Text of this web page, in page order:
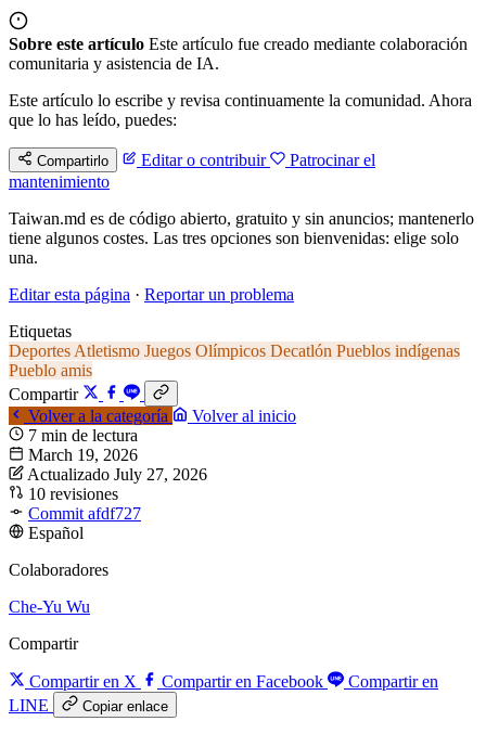
Sobre este artículo Este artículo fue creado mediante colaboración
comunitaria y asistencia de IA.
Este artículo lo escribe y revisa continuamente la comunidad. Ahora
que lo has leído, puedes:
Compartirlo Editar o contribuir
Patrocinar el
mantenimiento
Taiwan.md es de código abierto, gratuito y sin anuncios; mantenerlo
tiene algunos costes. Las tres opciones son bienvenidas: elige solo
una.
Editar esta página · Reportar un problema
Etiquetas
Deportes Atletismo Juegos Olímpicos Decatlón Pueblos indígenas
Pueblo amis
Compartir
Volver a la categoría
Volver al inicio
7 min de lectura
March 19, 2026
Actualizado July 27, 2026
10 revisiones
Commit afdf727
Español
Colaboradores
Che-Yu Wu
Compartir
Compartir en X Compartir en Facebook
Compartir en
LINE
Copiar enlace